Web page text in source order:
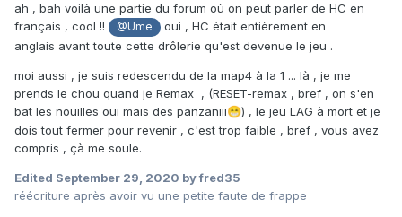
ah , bah voilà une partie du forum où on peut parler de HC en
français , cool !!
@Ume
oui , HC était entièrement en
anglais avant toute cette drôlerie qu'est devenue le jeu .
moi aussi , je suis redescendu de la map4 à la 1 ... là , je me
prends le chou quand je Remax , (RESET-remax , bref , on s'en
bat les nouilles oui mais des panzaniii😁) , le jeu LAG à mort et je
dois tout fermer pour revenir , c'est trop faible , bref , vous avez
compris , çà me soule.
Edited September 29, 2020 by fred35
réécriture après avoir vu une petite faute de frappe